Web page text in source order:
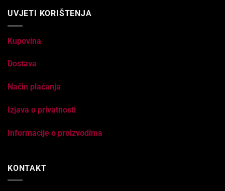
UVJETI KORIŠTENJA
Kupovina
Dostava
Način plaćanja
Izjava o privatnosti
Informacije o proizvodima
KONTAKT